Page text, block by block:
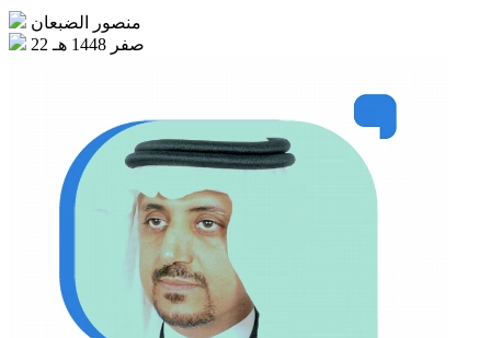
منصور الضبعان
22 صفر 1448 هـ